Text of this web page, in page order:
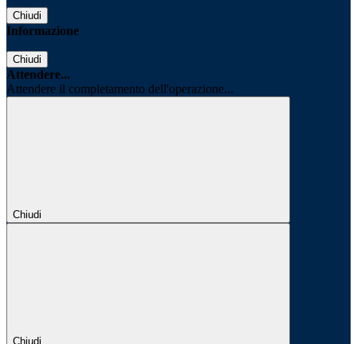
Chiudi
Informazione
Chiudi
Attendere...
Attendere il completamento dell'operazione...
Chiudi
Chiudi